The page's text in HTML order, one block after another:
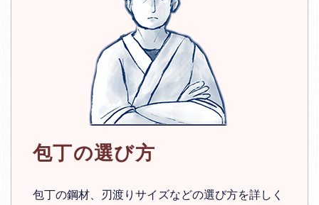
包丁の選び方
包丁の鋼材、刃渡りサイズなどの選び方を詳しく